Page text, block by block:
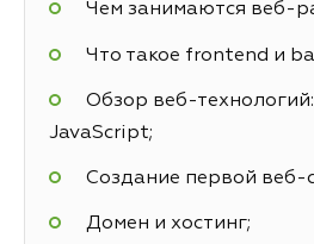
Чем занимаются веб-
Что такое frontend и
Обзор веб-технологий:
JavaScript;
Создание первой веб-
Домен и хостинг;